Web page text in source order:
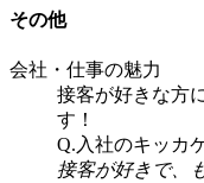
その他
会社・仕事の魅力
接客が好きな方
す！
Q.入社のキッカ
接客が好きで、